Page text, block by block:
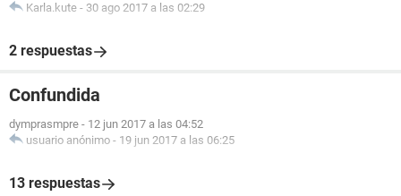
Karla.kute - 30 ago 2017 a las 02:29
2 respuestas
Confundida
dymprasmpre - 12 jun 2017 a las 04:52
usuario anónimo - 19 jun 2017 a las 06:25
13 respuestas